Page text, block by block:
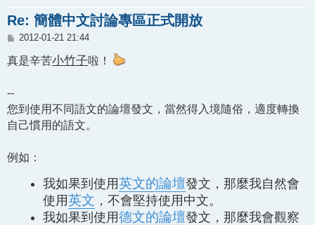
Re: 簡體中文討論專區正式開放
文
2012-01-21 21:44
真是辛苦小竹子啦！
--
您到使用不同語文的論壇發文，當然得入境隨俗，適度轉換
自己慣用的語文。
例如：
我如果到使用英文的論壇發文，那麼我自然會
使用英文 ，不會堅持使用中文。
我如果到使用德文的論壇發文，那麼我會觀察